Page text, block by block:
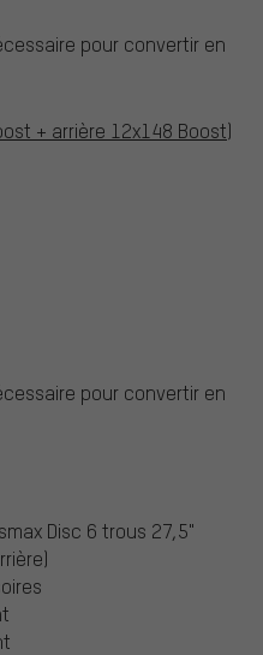
pour convertir en
+ arrière 12x148 Boost)
pour convertir en
Disc 6 trous 27,5"